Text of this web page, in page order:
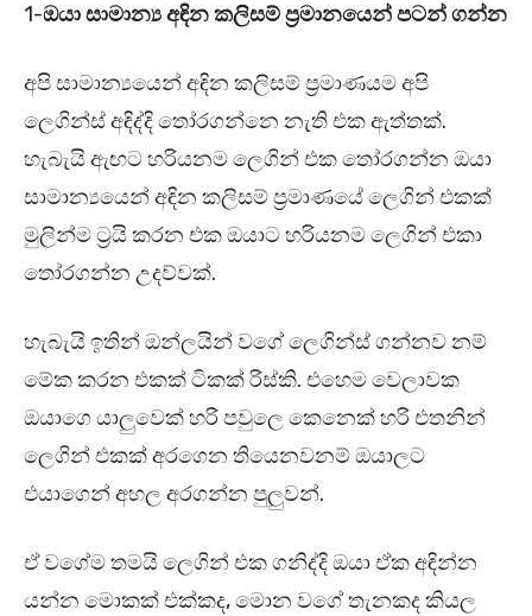
1-ඔයා සාමාන්‍ය අඳින කලිසම් ප්‍රමානයෙන් පටන් ගන්න
අපි සාමාන්‍යයෙන් අඳින කලිසම් ප්‍රමාණයම අපි
ලෙගින්ස් අඳිද්දි තෝරගන්නෙ නැති එක ඇත්තක්.
හැබැයි ඇඟට හරියනම ලෙගින් එක තෝරගන්න ඔයා
සාමාන්‍යයෙන් අඳින කලිසම් ප්‍රමාණයේ ලෙගින් එකක්
මුලින්ම ට්‍රයි කරන එක ඔයාට හරියනම ලෙගින් එකා
තෝරගන්න උදව්වක්.
හැබැයි ඉතින් ඔන්ලයින් වගේ ලෙගින්ස් ගන්නව නම්
මේක කරන එකක් ටිකක් රිස්කි. එහෙම වෙලාවක
ඔයාගෙ යාලුවෙක් හරි පවුලෙ කෙනෙක් හරි එතනින්
ලෙගින් එකක් අරගෙන තියෙනවනම් ඔයාලට
එයාගෙන් අහල අරගන්න පුලුවන්.
ඒ වගේම තමයි ලෙගින් එක ගනිද්දි ඔයා ඒක අඳින්න
යන්න මොකක් එක්කද, මොන වගේ තැනකද කියල